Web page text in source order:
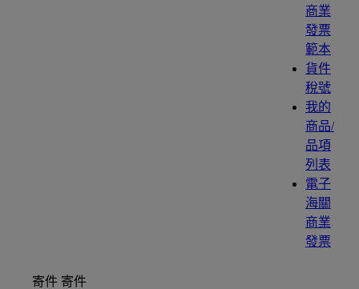
商業
發票
範本
貨件
稅號
我的
商品/
品項
列表
電子
海關
商業
發票
寄件 寄件